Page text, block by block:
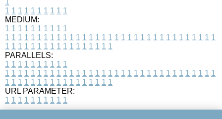
1 1 1 1 1 1 1 1 1 1
MEDIUM:
1 1 1 1 1 1 1 1 1 1
1 1 1 1 1 1 1 1 1 1 1 1 1 1 1 1 1 1 1 1 1 1 1 1 1 1 1 1 1 1 1 1 1
1 1 1 1 1 1 1 1 1 1 1 1 1 1 1 1 1
PARALLELS:
1 1 1 1 1 1 1 1 1 1
1 1 1 1 1 1 1 1 1 1 1 1 1 1 1 1 1 1 1 1 1 1 1 1 1 1 1 1 1 1 1 1 1
1 1 1 1 1 1 1 1 1 1 1 1 1 1 1 1 1
URL PARAMETER:
1 1 1 1 1 1 1 1 1 1